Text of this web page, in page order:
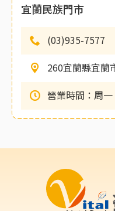
宜蘭民族門市
(03)935-7577
260宜蘭縣宜蘭
營業時間：周